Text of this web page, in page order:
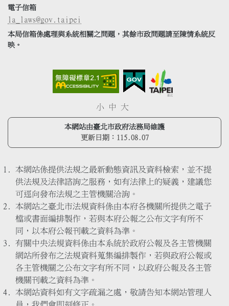
電子信箱
la_laws@gov.taipei
本局信箱係處理與系統相關之問題，其餘市政問題請至陳情系統反
映。
小 中 大
本網站由臺北市政府法務局維護
更新日期： 115.08.07
本網站係提供法規之最新動態資訊及資料檢索，並不提
供法規及法律諮詢之服務，如有法律上的疑義，建議您
可逕向發布法規之主管機關洽詢。
本網站之臺北市法規資料係由本府各機關所提供之電子
檔或書面編排製作，若與本府公報之公布文字有所不
同，以本府公報刊載之資料為準。
有關中央法規資料係由本系統於政府公報及各主管機關
網站所發布之法規資料蒐集編排製作，若與政府公報或
各主管機關之公布文字有所不同，以政府公報及各主管
機關刊載之資料為準。
本網站資料如有文字疏漏之處，敬請告知本網站管理人
員，我們會即刻修正。